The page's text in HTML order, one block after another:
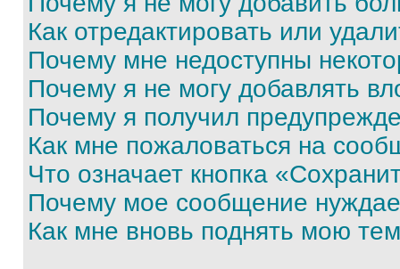
Как отредактировать или
Почему мне недоступны
Почему я не могу добавлять
Почему я получил
Как мне пожаловаться на
Что означает кнопка
Почему мое сообщение
Как мне вновь поднять мою